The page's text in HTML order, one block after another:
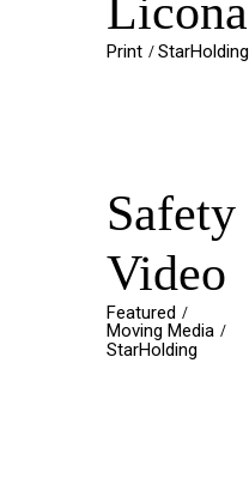
Licona
Print StarHolding
Safety
Video
Featured
Moving Media
StarHolding